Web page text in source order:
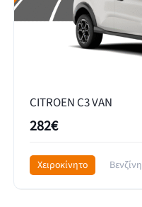
CITROEN C3 VAN
282€
Χειροκίνητο Βενζίνη